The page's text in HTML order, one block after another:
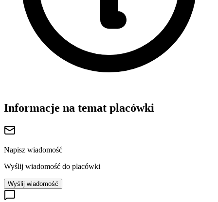
Informacje na temat placówki
Napisz wiadomość
Wyślij wiadomość do placówki
Wyślij wiadomość